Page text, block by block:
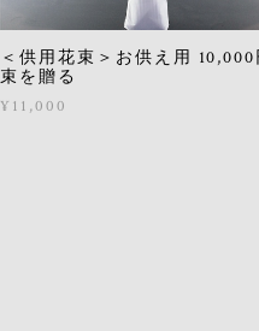
＜供用花束＞お供え用
束を贈る
¥11,000